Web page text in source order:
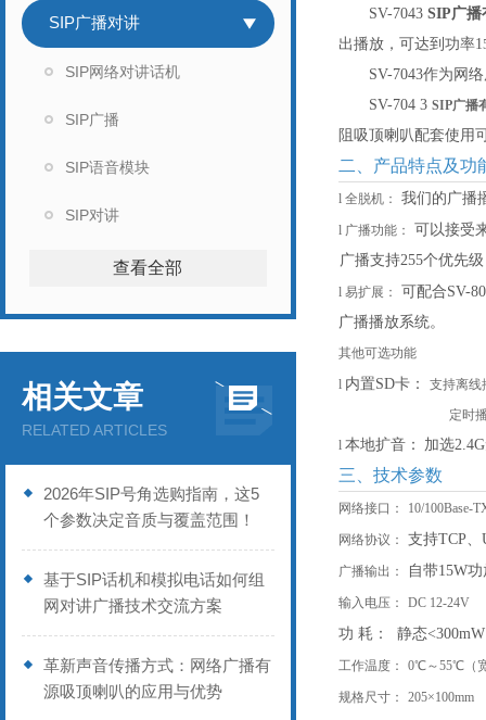
SIP广播对讲
SIP网络对讲话机
SIP广播
SIP语音模块
SIP对讲
查看全部
相关文章
RELATED ARTICLES
2026年SIP号角选购指南，这5
个参数决定音质与覆盖范围！
基于SIP话机和模拟电话如何组
网对讲广播技术交流方案
革新声音传播方式：网络广播有
源吸顶喇叭的应用与优势
SV-7043 SIP广播
出播放，可达到功率1
SV-7043作为网
SV-704 3 SIP广播
阻吸顶喇叭配套使用
二、产品特点及功
l 全脱机： 我们的广播
l 广播功能：
可以接受
广播支持255个优先
l 易扩展： 可配合SV-
广播播放系统。
其他可选功能
l 内置SD卡：
支持离线
定时
l 本地扩音： 加选
三、技术参数
网络接口： 10/100Base-
网络协议： 支持TCP、
广播输出： 自带15W
输入电压： DC 12-24V
功 耗： 静态<300mW
工作温度： 0℃～55℃（
规格尺寸： 205×100mm